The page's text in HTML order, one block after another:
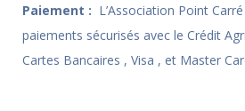
Paiement : L’Association Point
paiements sécurisés avec le Crédit
Cartes Bancaires , Visa , et Master